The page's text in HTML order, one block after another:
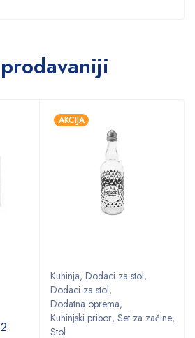
AKCIJA
Kuhinja, Dodaci za stol,
Dodaci za stol,
Dodatna oprema,
Kuhinjski pribor, Set za začine,
Stol